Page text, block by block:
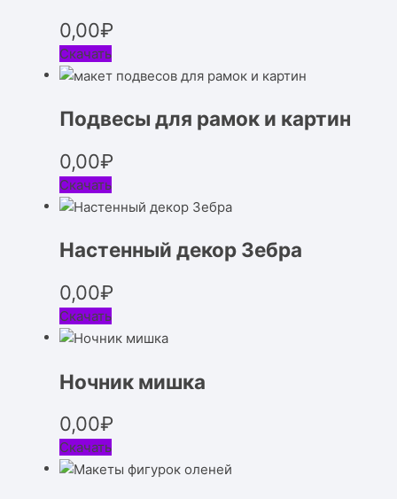
0,00₽
Скачать
Подвесы для рамок и картин
0,00₽
Скачать
Настенный декор Зебра
0,00₽
Скачать
Ночник мишка
0,00₽
Скачать